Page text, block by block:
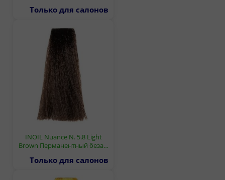
Только для салонов
INOIL Nuance N. 5.8 Light
Brown Перманентный беза…
Только для салонов